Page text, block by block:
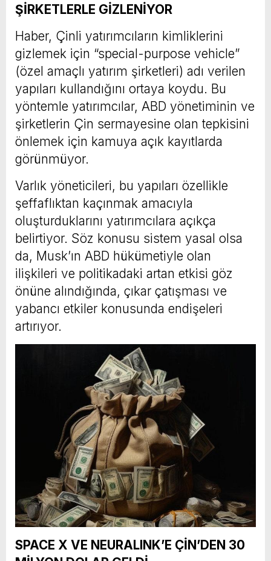
ŞİRKETLERLE GİZLENİYOR
Haber, Çinli yatırımcıların kimliklerini
gizlemek için “special-purpose vehicle”
(özel amaçlı yatırım şirketleri) adı verilen
yapıları kullandığını ortaya koydu. Bu
yöntemle yatırımcılar, ABD yönetiminin ve
şirketlerin Çin sermayesine olan tepkisini
önlemek için kamuya açık kayıtlarda
görünmüyor.
Varlık yöneticileri, bu yapıları özellikle
şeffaflıktan kaçınmak amacıyla
oluşturduklarını yatırımcılara açıkça
belirtiyor. Söz konusu sistem yasal olsa
da, Musk’ın ABD hükümetiyle olan
ilişkileri ve politikadaki artan etkisi göz
önüne alındığında, çıkar çatışması ve
yabancı etkiler konusunda endişeleri
artırıyor.
SPACE X VE NEURALINK’E ÇİN’DEN 30